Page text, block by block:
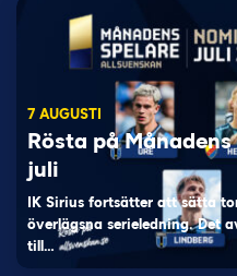
7 AUGUSTI
Rösta på
juli
IK Sirius fortsätter att sätta
överlägsna serieledning. Det
till…